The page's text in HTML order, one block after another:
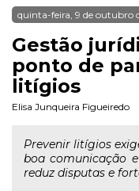
quinta-feira, 9 de outubro
Gestão
ponto de
litígios
Elisa Junqueira Figueiredo
Prevenir litígios
boa comunicação
reduz disputas e